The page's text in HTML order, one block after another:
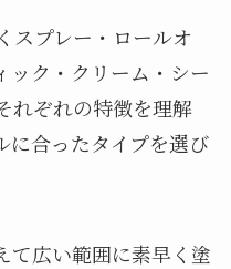
スプレー・ロールオ
ック・クリーム・シー
れぞれの特徴を理解
に合ったタイプを選び
て広い範囲に素早く塗